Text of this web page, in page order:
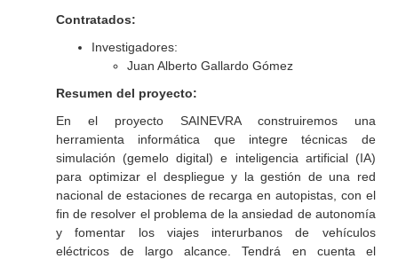
Contratados:
Investigadores:
Juan Alberto Gallardo Gómez
Resumen del proyecto:
En el proyecto SAINEVRA construiremos una
herramienta informática que integre técnicas de
simulación (gemelo digital) e inteligencia artificial (IA)
para optimizar el despliegue y la gestión de una red
nacional de estaciones de recarga en autopistas, con el
fin de resolver el problema de la ansiedad de autonomía
y fomentar los viajes interurbanos de vehículos
eléctricos de largo alcance. Tendrá en cuenta el